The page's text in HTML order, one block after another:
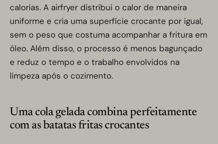
calorias. A airfryer distribui o calor de maneira
uniforme e cria uma superfície crocante por igual,
sem o peso que costuma acompanhar a fritura em
óleo. Além disso, o processo é menos bagunçado
e reduz o tempo e o trabalho envolvidos na
limpeza após o cozimento.
Uma cola gelada combina perfeitamente
com as batatas fritas crocantes